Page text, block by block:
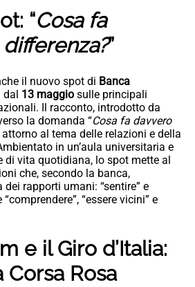
“Cosa fa
”
il nuovo spot di Banca
13 maggio sulle principali
Il racconto, introdotto da
la domanda “Cosa fa davvero
attorno al tema delle relazioni e della
in un’aula universitaria e
di vita quotidiana, lo spot mette al
che, secondo la banca,
rapporti umani: “sentire” e
“comprendere”, “essere vicini” e
e il Giro d’Italia:
Corsa Rosa